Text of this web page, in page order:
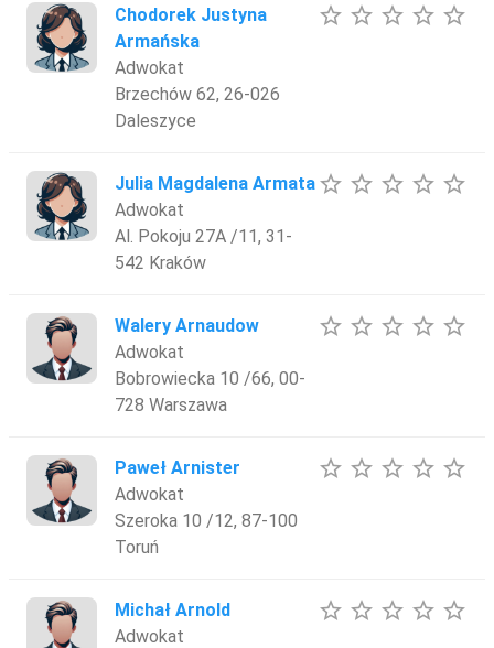
Chodorek Justyna
Armańska
Adwokat
Brzechów 62, 26-026
Daleszyce
star_border star_border star_border star_border star_border
Julia Magdalena Armata
Adwokat
Al. Pokoju 27A /11, 31-
542 Kraków
star_border star_border star_border star_border star_border
Walery Arnaudow
Adwokat
Bobrowiecka 10 /66, 00-
728 Warszawa
star_border star_border star_border star_border star_border
Paweł Arnister
Adwokat
Szeroka 10 /12, 87-100
Toruń
star_border star_border star_border star_border star_border
Michał Arnold
Adwokat
star_border star_border star_border star_border star_border